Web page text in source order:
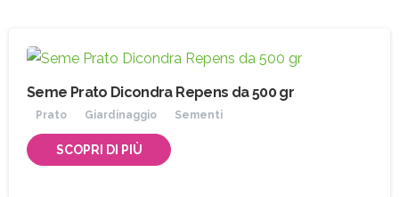
Seme Prato Dicondra Repens da 500 gr
Prato Giardinaggio Sementi
SCOPRI DI PIÙ
Accetto le condizioni generali di utilizzo e di